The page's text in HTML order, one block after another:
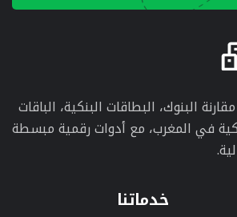
البنوك، البطاقات البنكية، الباقات
في المغرب، مع أدوات رقمية مبسطة
خدماتنا